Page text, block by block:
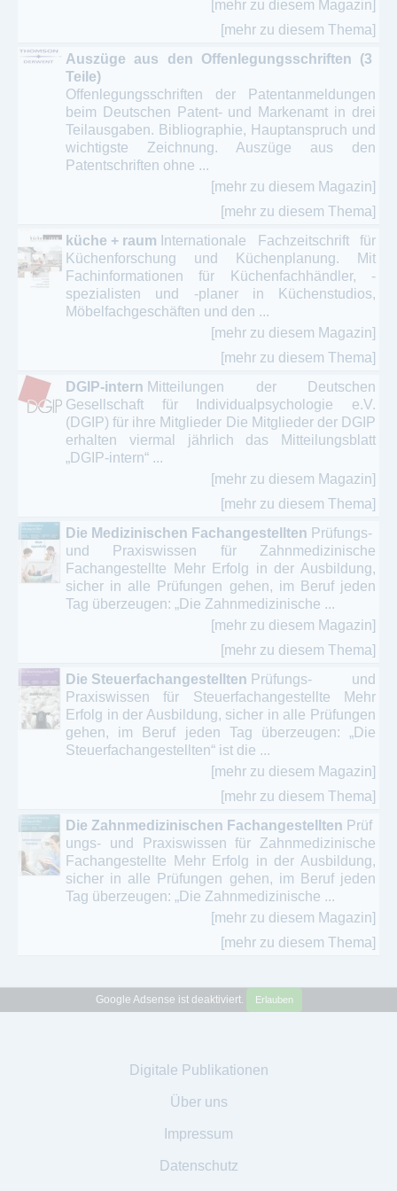
[mehr zu diesem Magazin]
[mehr zu diesem Thema]
Auszüge aus den Offenlegungsschriften (3
Teile)
Offenlegungsschriften der Patentanmeldungen
beim Deutschen Patent- und Markenamt in drei
Teilausgaben. Bibliographie, Hauptanspruch und
wichtigste Zeichnung. Auszüge aus den
Patentschriften ohne ...
[mehr zu diesem Magazin]
[mehr zu diesem Thema]
küche + raum Internationale Fachzeitschrift für
Küchenforschung und Küchenplanung. Mit
Fachinformationen für Küchenfachhändler, -
spezialisten und -planer in Küchenstudios,
Möbelfachgeschäften und den ...
[mehr zu diesem Magazin]
[mehr zu diesem Thema]
DGIP-intern Mitteilungen der Deutschen
Gesellschaft für Individualpsychologie e.V.
(DGIP) für ihre Mitglieder Die Mitglieder der DGIP
erhalten viermal jährlich das Mitteilungsblatt
„DGIP-intern“ ...
[mehr zu diesem Magazin]
[mehr zu diesem Thema]
Die Medizinischen Fachangestellten Prüfungs-
und Praxiswissen für Zahnmedizinische
Fachangestellte Mehr Erfolg in der Ausbildung,
sicher in alle Prüfungen gehen, im Beruf jeden
Tag überzeugen: „Die Zahnmedizinische ...
[mehr zu diesem Magazin]
[mehr zu diesem Thema]
Die Steuerfachangestellten Prüfungs- und
Praxiswissen für Steuerfachangestellte Mehr
Erfolg in der Ausbildung, sicher in alle Prüfungen
gehen, im Beruf jeden Tag überzeugen: „Die
Steuerfachangestellten“ ist die ...
[mehr zu diesem Magazin]
[mehr zu diesem Thema]
Die Zahnmedizinischen Fachangestellten Prüf
ungs- und Praxiswissen für Zahnmedizinische
Fachangestellte Mehr Erfolg in der Ausbildung,
sicher in alle Prüfungen gehen, im Beruf jeden
Tag überzeugen: „Die Zahnmedizinische ...
[mehr zu diesem Magazin]
[mehr zu diesem Thema]
Google Adsense ist deaktiviert. Erlauben
Digitale Publikationen
Über uns
Impressum
Datenschutz